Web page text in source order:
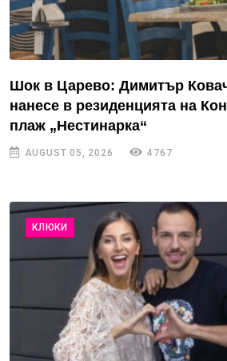
Шок в Царево: Димитър
нанесе в резиденцията на
плаж „Нестинарка“
AUGUST 05, 2026 4767
КЛЮКИ